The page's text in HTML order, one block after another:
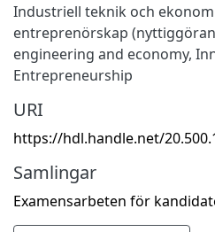
Industriell teknik och
entreprenörskap
engineering and economy,
Entrepreneurship
URI
https://hdl.handle.net/
Samlingar
Examensarbeten för